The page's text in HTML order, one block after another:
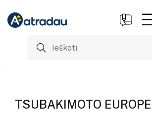
TSUBAKIMOTO EUROPE